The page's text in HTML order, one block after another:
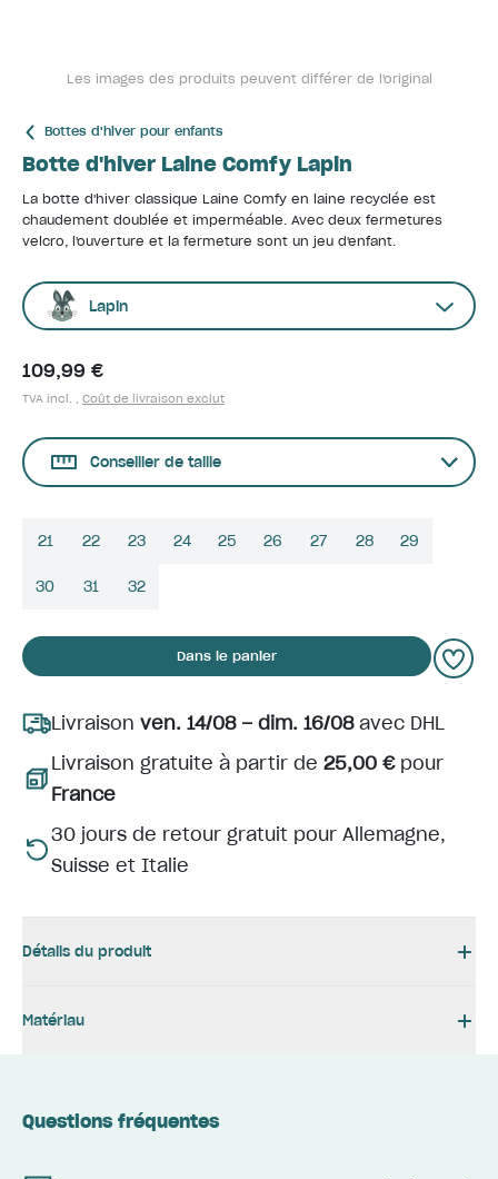
Les images des produits peuvent différer de l'original
Bottes d'hiver pour enfants
Botte d'hiver Laine Comfy Lapin
La botte d'hiver classique Laine Comfy en laine recyclée est
chaudement doublée et imperméable. Avec deux fermetures
velcro, l'ouverture et la fermeture sont un jeu d'enfant.
Lapin
109,99 €
TVA incl. , Coût de livraison exclut
Conseiller de taille
21 22 23 24 25 26 27 28 29
30 31 32
Dans le panier
Livraison ven. 14/08 – dim. 16/08avec DHL
Livraison gratuite à partir de 25,00 €pour
France
30 jours de retour gratuit pour Allemagne,
Suisse et Italie
Détails du produit
Matériau
Questions fréquentes